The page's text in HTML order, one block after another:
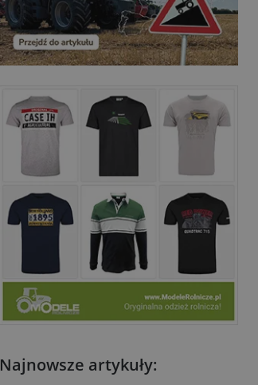
Najnowsze artykuły: